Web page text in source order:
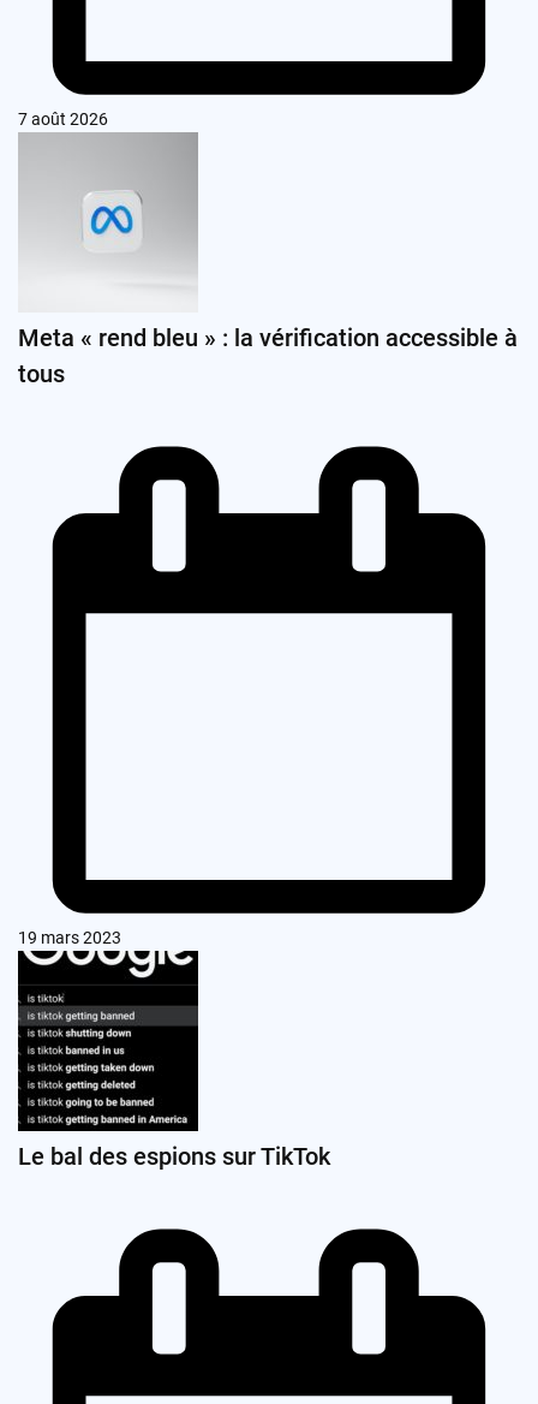
7 août 2026
Meta « rend bleu » : la vérification accessible à
tous
19 mars 2023
Le bal des espions sur TikTok